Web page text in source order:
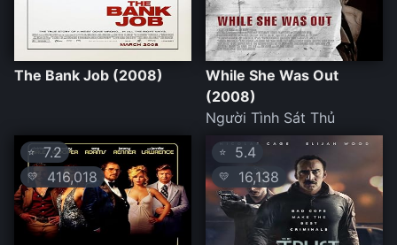
The Bank Job (2008)
While She Was Out
(2008)
Người Tình Sát Thủ
⭐7.2
💛 416,018
⭐ 5.4
💛 16,138